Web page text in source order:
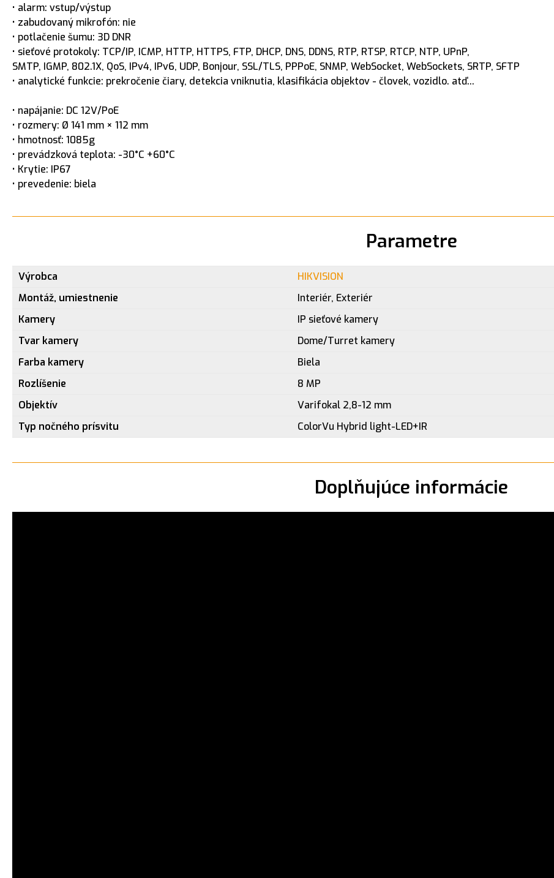
• alarm: vstup/výstup
• zabudovaný mikrofón: nie
• potlačenie šumu: 3D DNR
• sieťové protokoly: TCP/IP, ICMP, HTTP, HTTPS, FTP, DHCP, DNS, DDNS, RTP, RTSP, RTCP, NTP, UPnP,
SMTP, IGMP, 802.1X, QoS, IPv4, IPv6, UDP, Bonjour, SSL/TLS, PPPoE, SNMP, WebSocket, WebSockets, SRTP, SFTP
• analytické funkcie: prekročenie čiary, detekcia vniknutia, klasifikácia objektov - človek, vozidlo. atď...
• napájanie: DC 12V/PoE
• rozmery: Ø 141 mm × 112 mm
• hmotnosť: 1085g
• prevádzková teplota: -30°C +60°C
• Krytie: IP67
• prevedenie: biela
Parametre
Výrobca
HIKVISION
Montáž, umiestnenie
Interiér, Exteriér
Kamery
IP sieťové kamery
Tvar kamery
Dome/Turret kamery
Farba kamery
Biela
Rozlíšenie
8 MP
Objektív
Varifokal 2,8-12 mm
Typ nočného prísvitu
ColorVu Hybrid light-LED+IR
Doplňujúce informácie